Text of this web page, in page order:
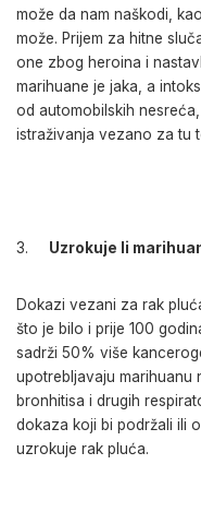
može da nam naškodi,
može. Prijem za hitne
one zbog heroina i
marihuane je jaka, a
od automobilskih
istraživanja vezano za tu
Uzrokuje li
Dokazi vezani za rak
što je bilo i prije 100
sadrži 50% više
upotrebljavaju marihuanu
bronhitisa i drugih
dokaza koji bi podržali ili
uzrokuje rak pluća.